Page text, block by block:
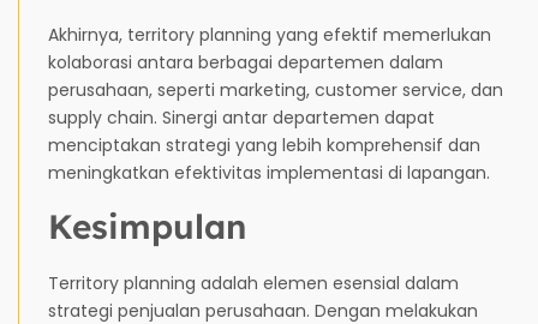
Akhirnya, territory planning yang efektif memerlukan
kolaborasi antara berbagai departemen dalam
perusahaan, seperti marketing, customer service, dan
supply chain. Sinergi antar departemen dapat
menciptakan strategi yang lebih komprehensif dan
meningkatkan efektivitas implementasi di lapangan.
Kesimpulan
Territory planning adalah elemen esensial dalam
strategi penjualan perusahaan. Dengan melakukan